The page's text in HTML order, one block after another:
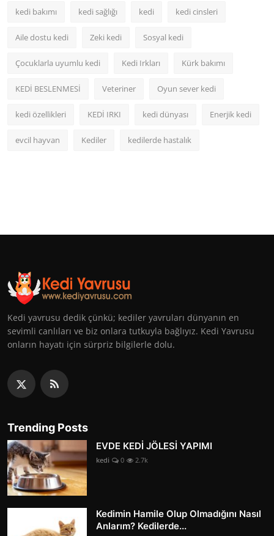
kedi bakımı kedi sağlığı kedi kedi cinsleri
Aile dostu kedi Zeki kedi Sosyal kedi
Çocuklarla uyumlu kedi Kedi Irkları Kürk bakımı
KEDİ BESLENMESİ Veteriner Oyun sever kedi
kedi özellikleri KEDİ IRKI kedi dünyası Enerjik kedi
evcil hayvan Kediler kedilerde hastalık
Kedi yavrusu dedik çünkü; kediler yavruları dünyanın en
sevimli canlıları ve biz onlara tutkuyla bağlıyız. Kedi Yavrusu
onların hayatı için sürpriz bilgilerle dolu.
Trending Posts
EVDE KEDİ JÖLESİ YAPIMI
kedi 0 2.7k
Kedimin Hamile Olup Olmadığını Nasıl
Anlarım? Kedilerde...